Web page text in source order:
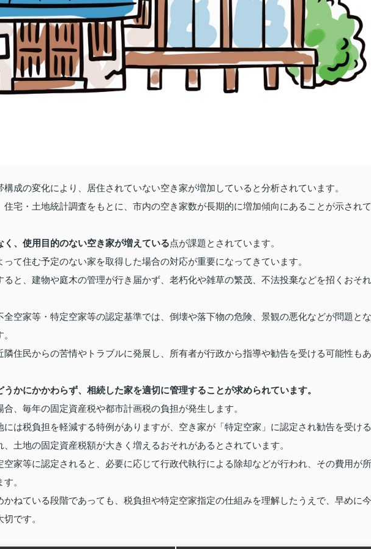
成の変化により、居住されていない空き家が増加していると分析されています。
住宅・土地統計調査をもとに、市内の空き家数が長期的に増加傾向にあることが示されて
く、使用目的のない空き家が増えている点が課題とされています。
て住む予定のない家を取得した場合の対応が重要になってきています。
と、建物や庭木の管理が行き届かず、老朽化や雑草の繁茂、不法投棄などを招くおそれ
全空家等・特定空家等の認定基準では、倒壊や落下物の危険、景観の悪化などが問題とな
隣住民からの苦情やトラブルに発展し、所有者が行政から指導や勧告を受ける可能性もあ
うかにかかわらず、相続した家を適切に管理することが求められています。
、毎年の固定資産税や都市計画税の負担が発生します。
には税負担を軽減する特例がありますが、空き家が「特定空家」に認定され勧告を受ける
土地の固定資産税額が大きく増えるおそれがあるとされています。
空家等に認定されると、必要に応じて行政代執行による除却などが行われ、その費用が所
。
ねている段階であっても、税負担や特定空家指定の仕組みを理解したうえで、早めに今
です。